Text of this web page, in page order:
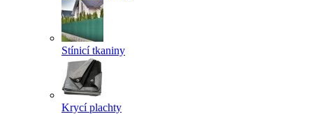
Stínicí tkaniny
Krycí plachty